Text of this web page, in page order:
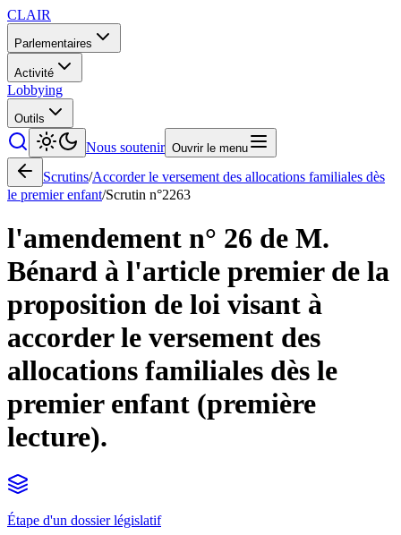
CLAIR
Parlementaires
Activité
Lobbying
Outils
Nous soutenir Ouvrir le menu
Scrutins/Accorder le versement des allocations familiales dès
le premier enfant/Scrutin n°2263
l'amendement n° 26 de M.
Bénard à l'article premier de la
proposition de loi visant à
accorder le versement des
allocations familiales dès le
premier enfant (première
lecture).
Étape d'un dossier législatif